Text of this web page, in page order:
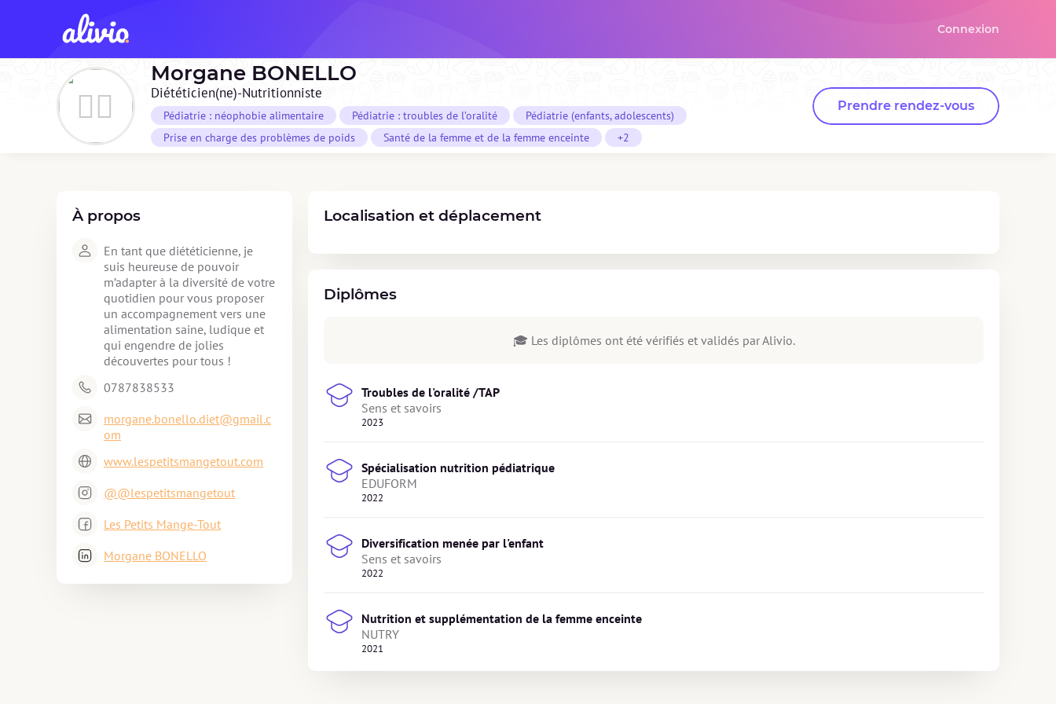
Connexion
Morgane BONELLO
Diététicien(ne)-Nutritionniste
Pédiatrie : néophobie alimentaire Pédiatrie : troubles de l’oralité
Pédiatrie (enfants, adolescents)
Prise en charge des problèmes de poids
Santé de la femme et de la femme enceinte +2
Prendre rendez-vous
À propos
En tant que diététicienne, je
suis heureuse de pouvoir
m’adapter à la diversité de votre
quotidien pour vous proposer
un accompagnement vers une
alimentation saine, ludique et
qui engendre de jolies
découvertes pour tous !
0787838533
morgane.bonello.diet@gmail.c
om
www.lespetitsmangetout.com
@@lespetitsmangetout
Les Petits Mange-Tout
Morgane BONELLO
Localisation et déplacement
Diplômes
🎓 Les diplômes ont été vérifiés et validés par Alivio.
Troubles de l'oralité /TAP
Sens et savoirs
2023
Spécialisation nutrition pédiatrique
EDUFORM
2022
Diversification menée par l'enfant
Sens et savoirs
2022
Nutrition et supplémentation de la femme enceinte
NUTRY
2021